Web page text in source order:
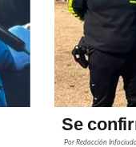
Se
Por Redacción